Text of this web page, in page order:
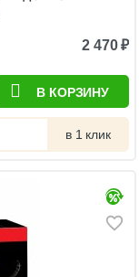
2 470₽
В КОРЗИНУ
в 1 клик